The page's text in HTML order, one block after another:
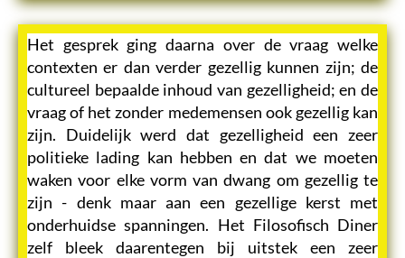
Het gesprek ging daarna over de vraag welke
contexten er dan verder gezellig kunnen zijn; de
cultureel bepaalde inhoud van gezelligheid; en de
vraag of het zonder medemensen ook gezellig kan
zijn. Duidelijk werd dat gezelligheid een zeer
politieke lading kan hebben en dat we moeten
waken voor elke vorm van dwang om gezellig te
zijn - denk maar aan een gezellige kerst met
onderhuidse spanningen. Het Filosofisch Diner
zelf bleek daarentegen bij uitstek een zeer